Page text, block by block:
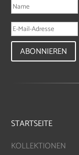
ABONNIEREN
STARTSEITE
KOLLEKTIONEN